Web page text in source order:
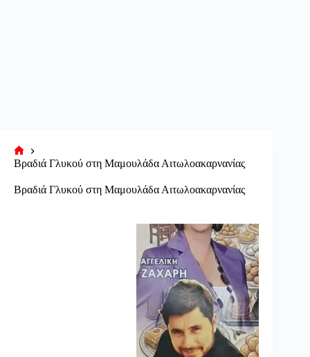
Αρχική
Βραδιά Γλυκού στη Μαμουλάδα Αιτωλοακαρνανίας
Βραδιά Γλυκού στη Μαμουλάδα Αιτωλοακαρνανίας